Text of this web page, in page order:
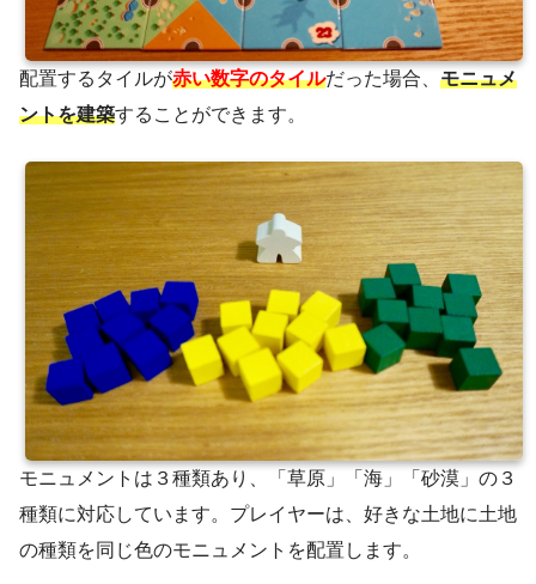
配置するタイルが赤い数字のタイルだった場合、 モニュメ
ントを建築することができます。
モニュメントは３種類あり、「草原」「海」「砂漠」の３
種類に対応しています。プレイヤーは、好きな土地に土地
の種類を同じ色のモニュメントを配置します。